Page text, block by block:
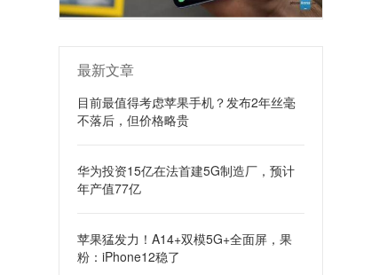
最新文章
目前最值得考虑苹果手机？发布2年丝毫
不落后，但价格略贵
华为投资15亿在法首建5G制造厂，预计
年产值77亿
苹果猛发力！A14+双模5G+全面屏，果
粉：iPhone12稳了